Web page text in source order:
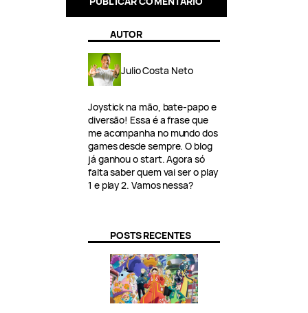
AUTOR
Julio Costa Neto
Joystick na mão, bate-papo e
diversão! Essa é a frase que
me acompanha no mundo dos
games desde sempre. O blog
já ganhou o start. Agora só
falta saber quem vai ser o play
1 e play 2. Vamos nessa?
POSTS RECENTES